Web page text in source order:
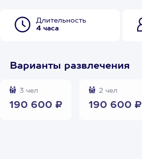
Длительность
4 часа
Варианты развлечения
3 чел
190 600 ₽
2 чел
190 600 ₽